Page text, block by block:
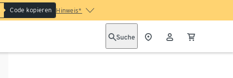
Code kopieren Hinweis*
Suche